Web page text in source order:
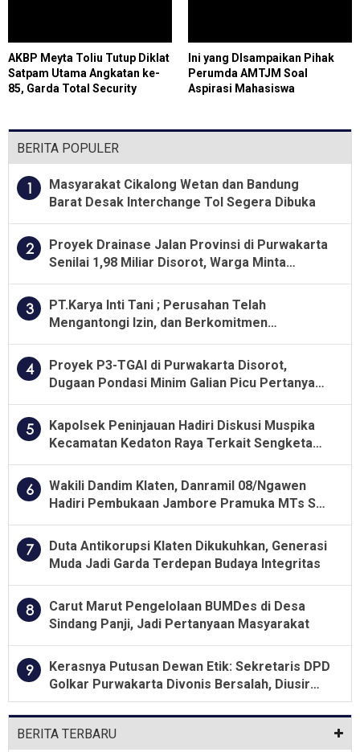
AKBP Meyta Toliu Tutup Diklat
Satpam Utama Angkatan ke-
85, Garda Total Security
Ini yang DIsampaikan Pihak
Perumda AMTJM Soal
Aspirasi Mahasiswa
BERITA POPULER
1
Masyarakat Cikalong Wetan dan Bandung
Barat Desak Interchange Tol Segera Dibuka
2
Proyek Drainase Jalan Provinsi di Purwakarta
Senilai 1,98 Miliar Disorot, Warga Minta
Kualitas Pekerjaan Diawasi Ketat
3
PT.Karya Inti Tani ; Perusahan Telah
Mengantongi Izin, dan Berkomitmen
Menjalankan Aturan Yang Berlaku
4
Proyek P3-TGAI di Purwakarta Disorot,
Dugaan Pondasi Minim Galian Picu Pertanyaan
Besar soal Pengawasan
5
Kapolsek Peninjauan Hadiri Diskusi Muspika
Kecamatan Kedaton Raya Terkait Sengketa
Lahan Kelompok Tani Dengan PT. GNS
6
Wakili Dandim Klaten, Danramil 08/Ngawen
Hadiri Pembukaan Jambore Pramuka MTs Se-
Jawa Tengah 2026
7
Duta Antikorupsi Klaten Dikukuhkan, Generasi
Muda Jadi Garda Terdepan Budaya Integritas
8
Carut Marut Pengelolaan BUMDes di Desa
Sindang Panji, Jadi Pertanyaan Masyarakat
9
Kerasnya Putusan Dewan Etik: Sekretaris DPD
Golkar Purwakarta Divonis Bersalah, Diusir
Dari Jabatan Selama Empat Tahun
BERITA TERBARU